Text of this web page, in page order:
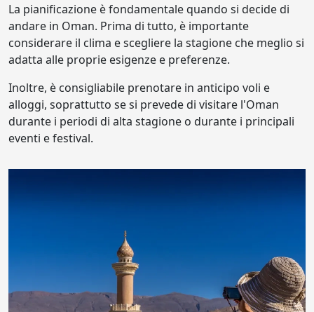
La pianificazione è fondamentale quando si decide di
andare in Oman. Prima di tutto, è importante
considerare il clima e scegliere la stagione che meglio si
adatta alle proprie esigenze e preferenze.
Inoltre, è consigliabile prenotare in anticipo voli e
alloggi, soprattutto se si prevede di visitare l'Oman
durante i periodi di alta stagione o durante i principali
eventi e festival.